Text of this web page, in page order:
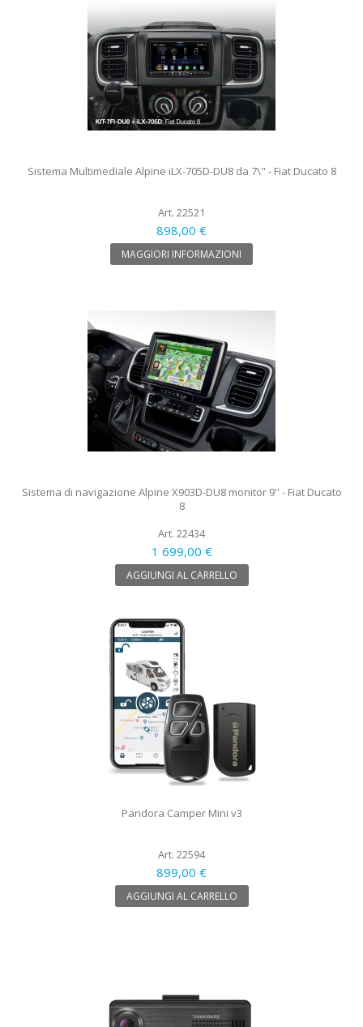
Sistema Multimediale Alpine iLX-705D-DU8 da 7\" - Fiat Ducato 8
Art. 22521
898,00 €
MAGGIORI INFORMAZIONI
Sistema di navigazione Alpine X903D-DU8 monitor 9'' - Fiat Ducato
8
Art. 22434
1 699,00 €
AGGIUNGI AL CARRELLO
Pandora Camper Mini v3
Art. 22594
899,00 €
AGGIUNGI AL CARRELLO